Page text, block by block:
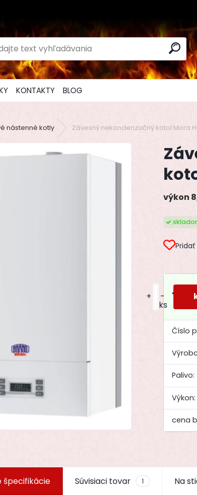
KONTAKTY BLOG
nástenné kotly Závesný nekondenzačný kotol Mora
výkon
Číslo
Palivo:
Výkon:
1
-
+
ks
špecifikácie Súvisiaci tovar 1 Na